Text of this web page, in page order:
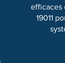
efficaces
19011